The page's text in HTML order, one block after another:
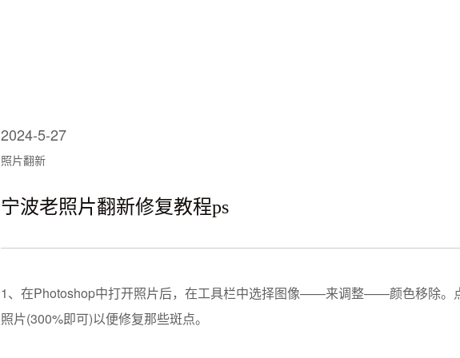
2024-5-27
照片翻新
宁波老照片翻新修复教程ps
1、在Photoshop中打开照片后，在工具栏中选择图像——来调整——颜色移除。
照片(300%即可)以便修复那些斑点。